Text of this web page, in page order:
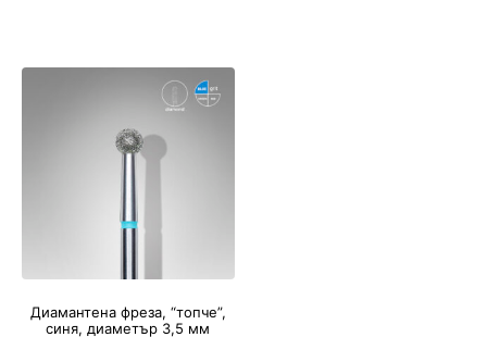
Диамантена фреза, “топче”,
синя, диаметър 3,5 мм